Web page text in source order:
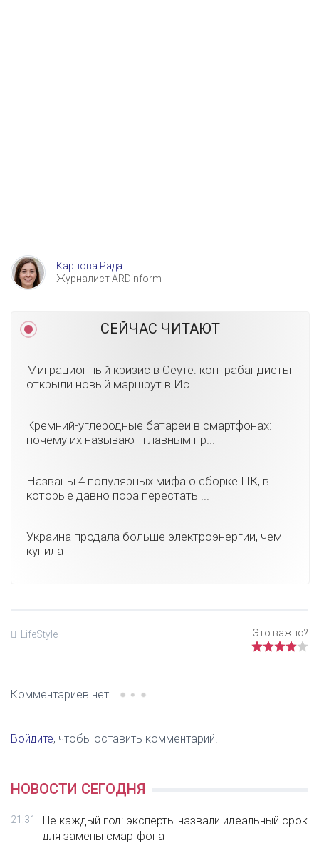
Карпова Рада
Журналист ARDinform
СЕЙЧАС ЧИТАЮТ
Миграционный кризис в Сеуте: контрабандисты
открыли новый маршрут в Ис...
Кремний-углеродные батареи в смартфонах:
почему их называют главным пр...
Названы 4 популярных мифа о сборке ПК, в
которые давно пора перестать ...
Украина продала больше электроэнергии, чем
купила
LifeStyle
Комментариев нет.
Войдите, чтобы оставить комментарий.
НОВОСТИ СЕГОДНЯ
21:31
Не каждый год: эксперты назвали идеальный срок
для замены смартфона